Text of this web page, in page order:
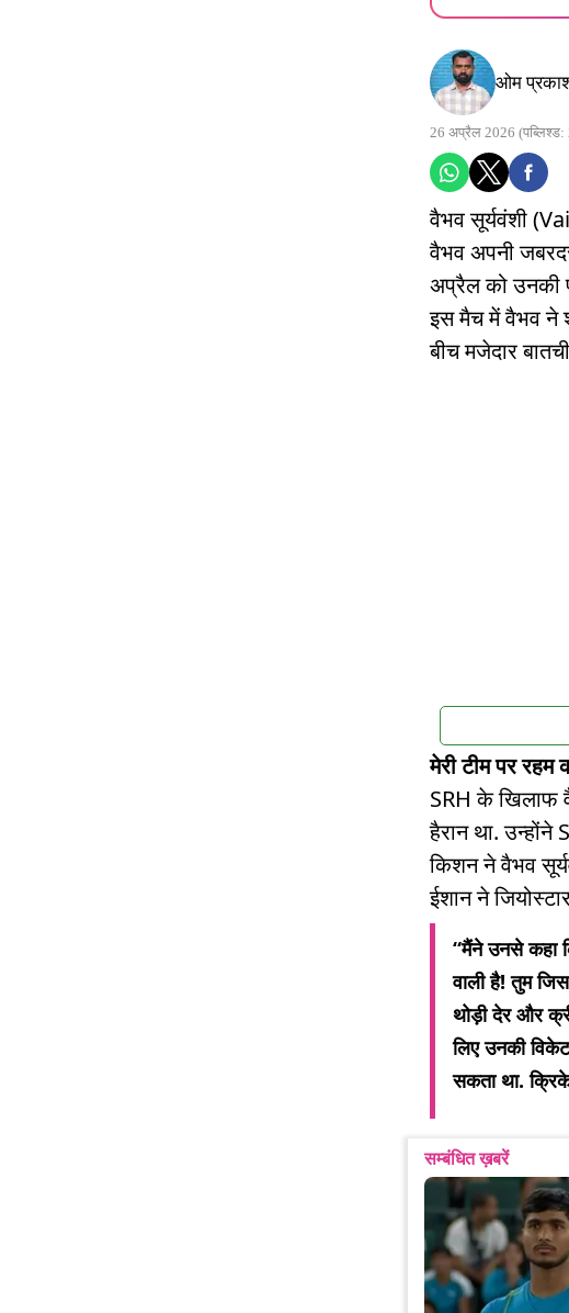
ओम
26 अप्रैल 2026
वैभव सूर्यवंशी
वैभव अपनी
अप्रैल को उनकी
इस मैच में वैभव ने
बीच मजेदार
मेरी टीम पर रहम
SRH के खिलाफ
हैरान था. उन्होंने
किशन ने वैभव
ईशान ने
“मैंने उनसे कहा
वाली है! तुम
थोड़ी देर और
लिए उनकी
सकता था.
सम्बंधित ख़बरें